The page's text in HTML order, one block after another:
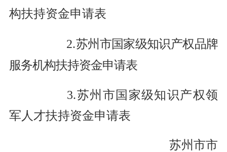
构扶持资金申请表
2.苏州市国家级知识产权品牌
服务机构扶持资金申请表
3.苏州市国家级知识产权领
军人才扶持资金申请表
苏州市市